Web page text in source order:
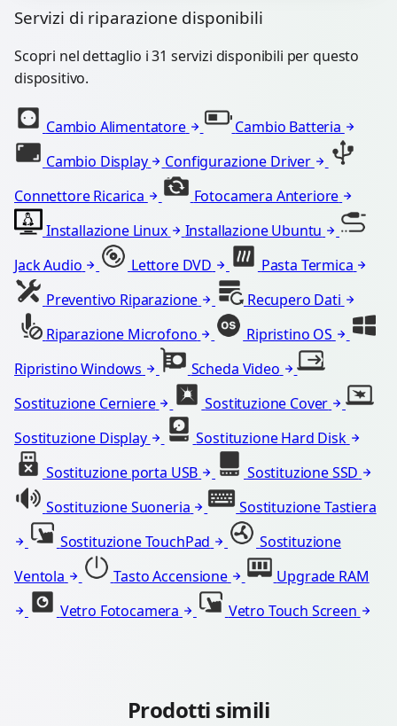
Servizi di riparazione disponibili
Scopri nel dettaglio i 31 servizi disponibili per questo
dispositivo.
Cambio Alimentatore
Cambio Batteria
Cambio Display
Configurazione Driver
Connettore Ricarica
Fotocamera Anteriore
Installazione Linux
Installazione Ubuntu
Jack Audio
Lettore DVD
Pasta Termica
Preventivo Riparazione
Recupero Dati
Riparazione Microfono
Ripristino OS
Ripristino Windows
Scheda Video
Sostituzione Cerniere
Sostituzione Cover
Sostituzione Display
Sostituzione Hard Disk
Sostituzione porta USB
Sostituzione SSD
Sostituzione Suoneria
Sostituzione Tastiera
Sostituzione TouchPad
Sostituzione
Ventola
Tasto Accensione
Upgrade RAM
Vetro Fotocamera
Vetro Touch Screen
Prodotti simili